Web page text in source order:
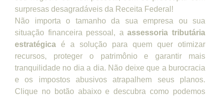
surpresas desagradáveis da Receita Federal!
Não importa o tamanho da sua empresa ou sua
situação financeira pessoal, aassessoria tributária
estratégica é a solução para quem quer otimizar
recursos, proteger o patrimônio e garantir mais
tranquilidade no dia a dia. Não deixe que a burocracia
e os impostos abusivos atrapalhem seus planos.
Clique no botão abaixo e descubra como podemos